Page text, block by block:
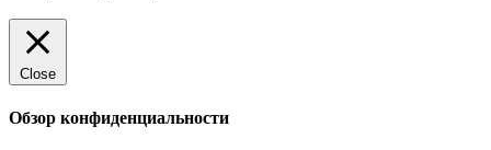
Close
Обзор конфиденциальности